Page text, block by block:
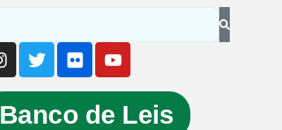
Banco de Leis